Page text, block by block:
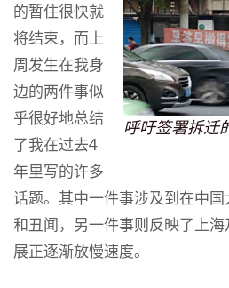
呼吁签署拆迁
的暂住很快就
将结束，而上
周发生在我身
边的两件事似
乎很好地总结
了我在过去4
年里写的许多
话题。其中一件事涉及到在中
和丑闻，另一件事则反映了上
展正逐渐放慢速度。